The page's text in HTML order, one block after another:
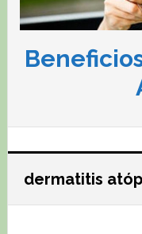
dermatitis